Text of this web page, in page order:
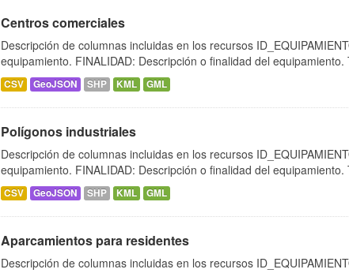
Centros comerciales
Descripción de columnas incluidas en los recursos
equipamiento. FINALIDAD: Descripción o finalidad del equipamiento.
CSV GeoJSON SHP KML GML
Polígonos industriales
Descripción de columnas incluidas en los recursos
equipamiento. FINALIDAD: Descripción o finalidad del equipamiento.
CSV GeoJSON SHP KML GML
Aparcamientos para residentes
Descripción de columnas incluidas en los recursos